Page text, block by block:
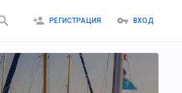
РЕГИСТРАЦИЯ ВХОД